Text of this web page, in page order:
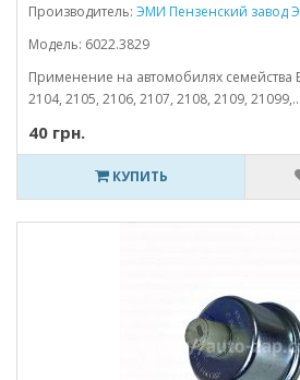
Производитель: ЭМИ Пензенский завод
Модель: 6022.3829
Применение на автомобилях семейства
2104, 2105, 2106, 2107, 2108, 2109, 21099,..
40 грн.
КУПИТЬ